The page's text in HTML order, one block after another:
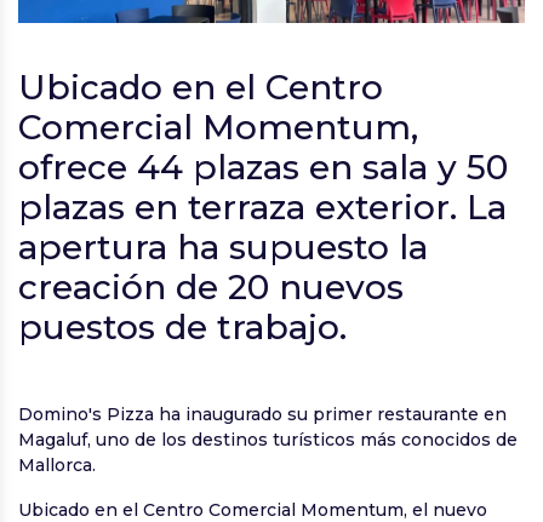
Ubicado en el Centro
Comercial Momentum,
ofrece 44 plazas en sala y 50
plazas en terraza exterior. La
apertura ha supuesto la
creación de 20 nuevos
puestos de trabajo.
Domino's Pizza ha inaugurado su primer restaurante en
Magaluf, uno de los destinos turísticos más conocidos de
Mallorca.
Ubicado en el Centro Comercial Momentum, el nuevo